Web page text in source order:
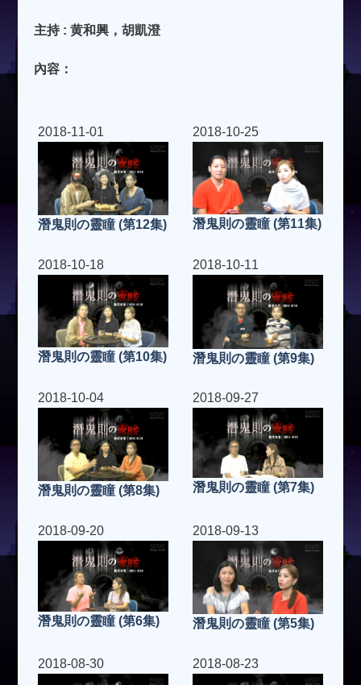
主持 : 黄和興，胡凱澄
內容：
2018-11-01
潛鬼則の靈瞳 (第12集)
2018-10-25
潛鬼則の靈瞳 (第11集)
2018-10-18
潛鬼則の靈瞳 (第10集)
2018-10-11
潛鬼則の靈瞳 (第9集)
2018-10-04
潛鬼則の靈瞳 (第8集)
2018-09-27
潛鬼則の靈瞳 (第7集)
2018-09-20
潛鬼則の靈瞳 (第6集)
2018-09-13
潛鬼則の靈瞳 (第5集)
2018-08-30 2018-08-23